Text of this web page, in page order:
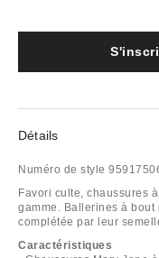
Détails
Numéro de style
Favori culte, chaussures
gamme. Ballerines à bout
complétée par leur
Caractéristiques